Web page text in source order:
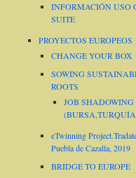
INFORMACIÓN USO
SUITE
PROYECTOS EUROPEOS
CHANGE YOUR BOX
SOWING
ROOTS
JOB SHADOWING
eTwinning
Puebla de Cazalla, 2019
BRIDGE TO EUROPE